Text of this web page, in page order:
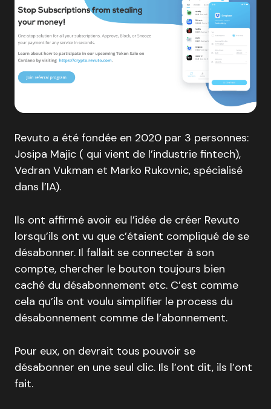
Revuto a été fondée en 2020 par 3 personnes:
Josipa Majic ( qui vient de l’industrie fintech),
Vedran Vukman et Marko Rukovnic, spécialisé
dans l’IA).
Ils ont affirmé avoir eu l’idée de créer Revuto
lorsqu’ils ont vu que c’étaient compliqué de se
désabonner. Il fallait se connecter à son
compte, chercher le bouton toujours bien
caché du désabonnement etc. C’est comme
cela qu’ils ont voulu simplifier le process du
désabonnement comme de l’abonnement.
Pour eux, on devrait tous pouvoir se
désabonner en une seul clic. Ils l’ont dit, ils l’ont
fait.